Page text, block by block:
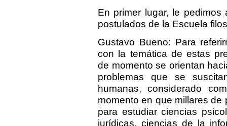
En primer lugar, le
postulados de la Escuela
Gustavo Bueno: Para
con la temática de estas
de momento se orientan
problemas que se
humanas, considerado
momento en que millares
para estudiar ciencias
jurídicas, ciencias de la